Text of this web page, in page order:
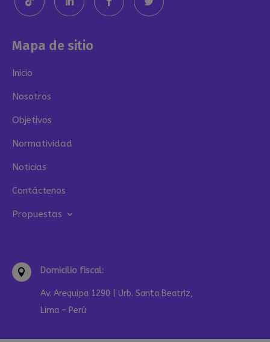
Mapa de sitio
Inicio
Nosotros
Objetivos
Normatividad
Noticias
Contáctenos
Propuestas
 Domicilio fiscal:
Av. Arequipa 1290 | Urb. Santa Beatriz,
Lima – Perú